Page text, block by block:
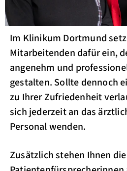
Im Klinikum Dortmund
Mitarbeitenden dafür ein,
angenehm und
gestalten. Sollte dennoch
zu Ihrer Zufriedenheit
sich jederzeit an das
Personal wenden.
Zusätzlich stehen Ihnen die